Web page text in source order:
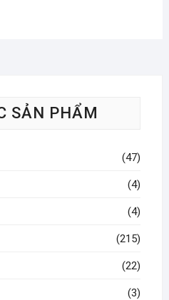
SẢN PHẨM
(47)
(4)
(4)
(215)
(22)
(3)